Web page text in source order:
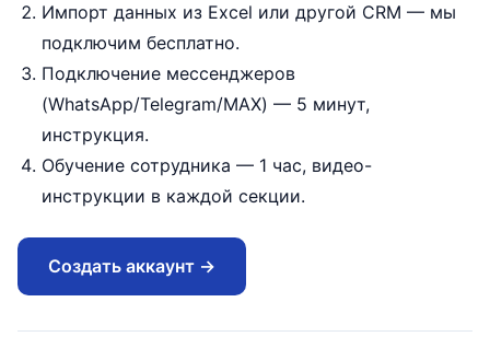
Импорт данных из Excel или другой CRM — мы
подключим бесплатно.
Подключение мессенджеров
(WhatsApp/Telegram/MAX) — 5 минут,
инструкция.
Обучение сотрудника — 1 час, видео-
инструкции в каждой секции.
Создать аккаунт →